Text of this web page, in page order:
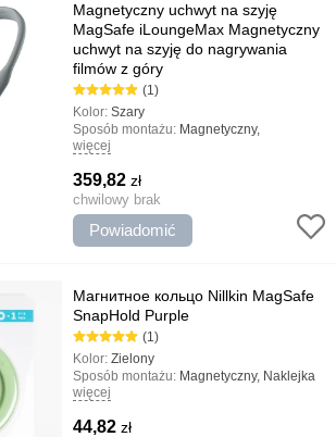
Magnetyczny uchwyt na szyję
MagSafe iLoungeMax Magnetyczny
uchwyt na szyję do nagrywania
filmów z góry
(1)
Kolor:Szary
Sposób montażu: Magnetyczny,
uniwersalny
uniwersalny
Najważniejsze cechy:
mocowanie, Regulowany kąt nachylenia,
Wygodny projekt, Uniwersalna
kompatybilność
więcej
359,82zł
chwilowy brak
Powiadomić
Магнитное кольцо Nillkin MagSafe
SnapHold Purple
(1)
Kolor:Zielony
Sposób montażu: Magnetyczny, Naklejka
Rodzaj uchwytu:
mocowanie, Prosta instalacja, Połączenie
więcej
44,82zł